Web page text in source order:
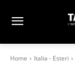
Home Italia - Esteri